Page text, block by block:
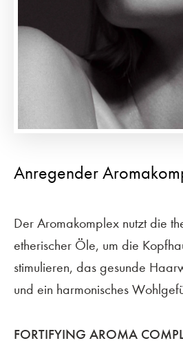
Anregender
Der Aromakomplex nutzt die
etherischer Öle, um die
stimulieren, das gesunde
und ein harmonisches
FORTIFYING AROMA